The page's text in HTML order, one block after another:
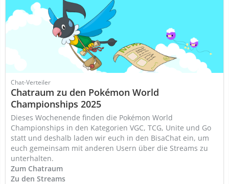
Chat-Verteiler
Chatraum zu den Pokémon World
Championships 2025
Dieses Wochenende finden die Pokémon World
Championships in den Kategorien VGC, TCG, Unite und Go
statt und deshalb laden wir euch in den BisaChat ein, um
euch gemeinsam mit anderen Usern über die Streams zu
unterhalten.
Zum Chatraum
Zu den Streams